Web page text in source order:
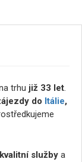
trhu již 33 let.
do Itálie,
kvalitní služby a